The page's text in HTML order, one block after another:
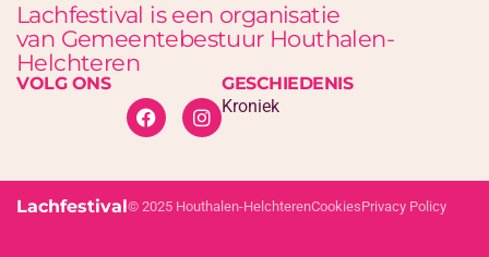
Lachfestival is een organisatie
van Gemeentebestuur Houthalen-
Helchteren
GESCHIEDENIS
Kroniek
VOLG ONS
Lachfestival© 2025 Houthalen-HelchterenCookiesPrivacy Policy